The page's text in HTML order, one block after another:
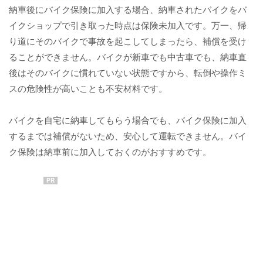
納車後にバイク保険に加入する場合、納車されたバイクをバ
イクショップで引き取った時点は保険未加入です。万一、帰
り道にそのバイクで事故を起こしてしまったら、補償を受け
ることができません。バイクが新車でも中古車でも、納車直
後はそのバイクに慣れていない状態ですから、転倒や操作ミ
スの危険性が高いことも不安材料です。
バイクを自宅に納車してもらう場合でも、バイク保険に加入
するまでは補償がないため、安心して運転できません。バイ
ク保険は納車前に加入しておくのがおすすめです。
PR